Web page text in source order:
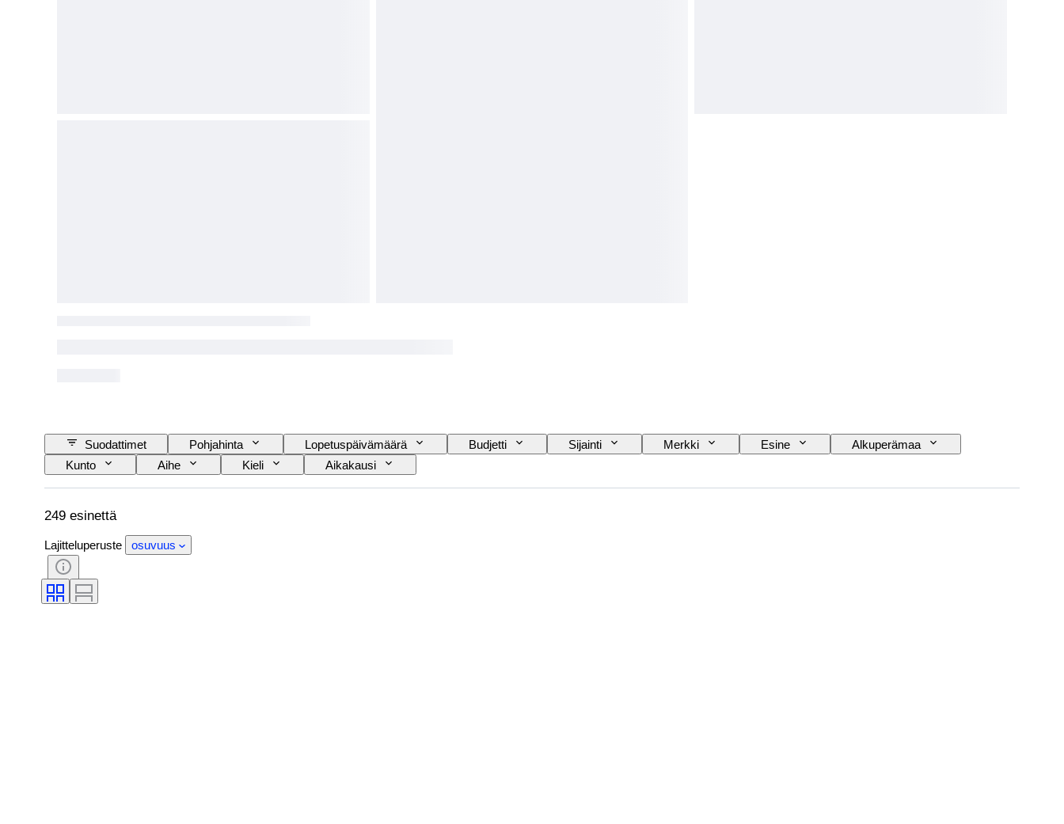
Suodattimet Pohjahinta Lopetuspäivämäärä Budjetti Sijainti Merkki Esine
Alkuperämaa
Kunto
Aihe Kieli Aikakausi
249 esinettä
Lajitteluperuste osuvuus